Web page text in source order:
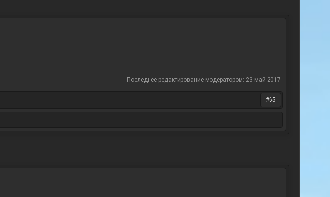
Последнее редактирование модератором: 23 май 2017
#65